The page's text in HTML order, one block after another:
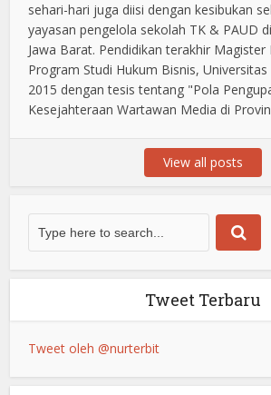
sehari-hari juga diisi dengan kesibukan
yayasan pengelola sekolah TK & PAUD
Jawa Barat. Pendidikan terakhir Magister
Program Studi Hukum Bisnis, Universitas
2015 dengan tesis tentang "Pola
Kesejahteraan Wartawan Media di
View all posts
Tweet Terbaru
Tweet oleh @nurterbit